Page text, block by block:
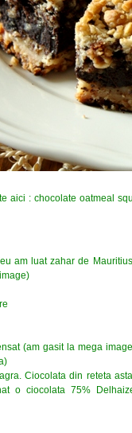
aici : chocolate oatmeal
am luat zahar de
(am gasit la mega
Ciocolata din reteta
o ciocolata 75%